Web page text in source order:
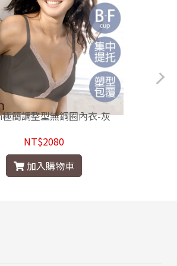
簡調整型無鋼圈內衣-灰
NT$2080
加入購物車